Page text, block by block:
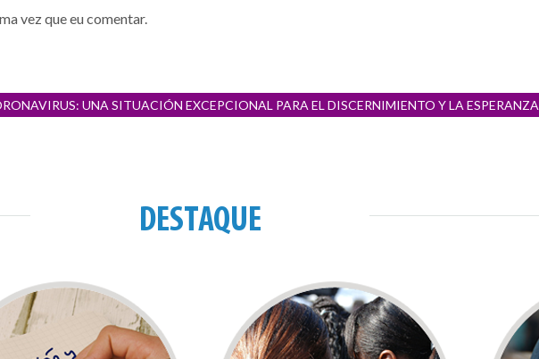
vez que eu comentar.
UNA SITUACIÓN EXCEPCIONAL PARA EL DISCERNIMIENTO Y LA ESPERANZA
DESTAQUE